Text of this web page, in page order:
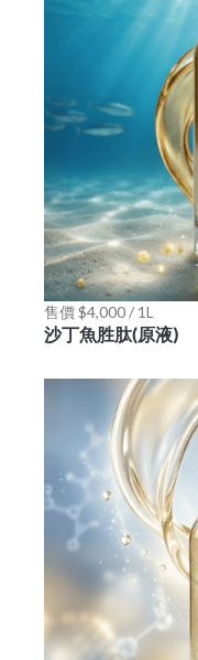
售價 $4,000 / 1L
沙丁魚胜肽(原液)